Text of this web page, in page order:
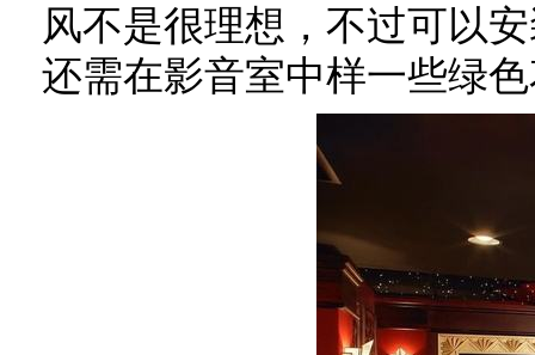
风不是很理想，不过可以
还需在影音室中样一些绿